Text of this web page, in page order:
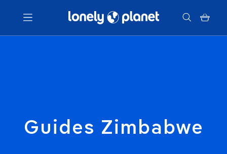
Menu
Guides Zimbabwe